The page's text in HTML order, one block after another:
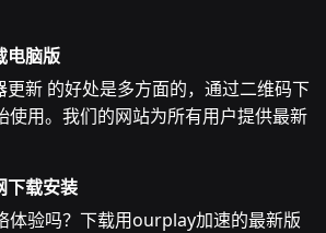
脑版
新 的好处是多方面的，通过二维码下
使用。我们的网站为所有用户提供最新
载安装
体验吗？下载用ourplay加速的最新版